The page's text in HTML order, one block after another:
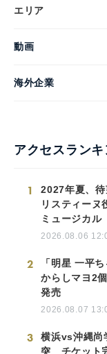
エリア
動画
海外企業
アクセスラン
1
2027年夏、
リスティーヌ
ミュージカル
2026.08.06
2
「明星 一平
からしマヨ2
発売
2026.08.07
3
横浜vs沖縄尚
突 チケット